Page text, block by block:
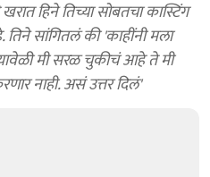
खरात हिने तिच्या सोबतचा कास्टिंग
सांगितलं की 'काहींनी मला
मी सरळ चुकीचं आहे ते मी
नाही. असं उत्तर दिलं'